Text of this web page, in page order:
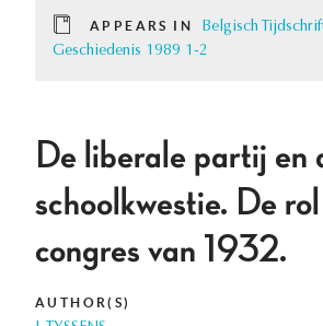
APPEARS IN
Belgisch
Geschiedenis 1989 1-2
De liberale partij en
schoolkwestie. De
congres van 1932.
AUTHOR(S)